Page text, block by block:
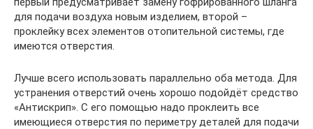
для подачи воздуха новым изделием, второй –
проклейку всех элементов отопительной системы, где
имеются отверстия.
Лучше всего использовать параллельно оба метода. Для
устранения отверстий очень хорошо подойдёт средство
«Антискрип». С его помощью надо проклеить все
имеющиеся отверстия по периметру деталей для подачи